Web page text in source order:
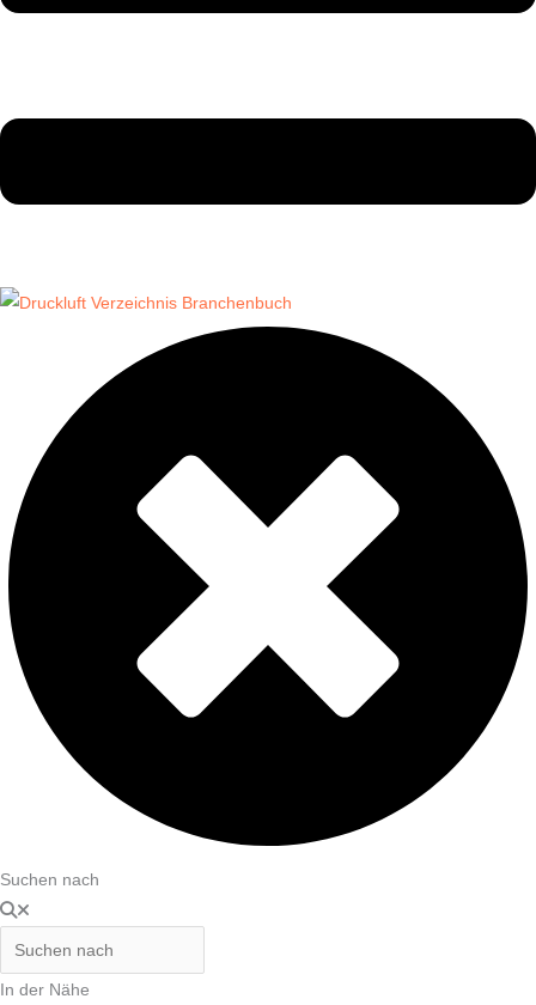
Suchen nach
In der Nähe